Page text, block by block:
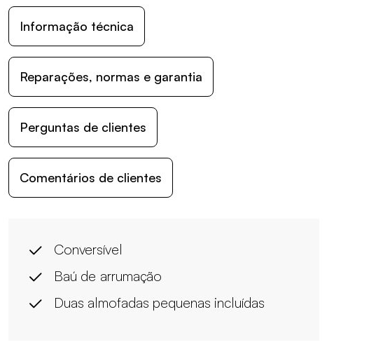
Informação técnica
Reparações, normas e garantia
Perguntas de clientes
Comentários de clientes
Conversível
Baú de arrumação
Duas almofadas pequenas incluídas